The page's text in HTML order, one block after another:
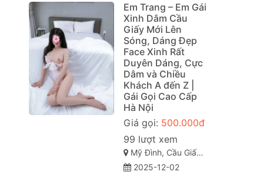
Em Trang – Em Gái
Xinh Dâm Cầu
Giấy Mới Lên
Sóng, Dáng Đẹp
Face Xinh Rất
Duyên Dáng, Cực
Dâm và Chiều
Khách A đến Z |
Gái Gọi Cao Cấp
Hà Nội
Giá gọi: 500.000đ
99 lượt xem
Mỹ Đình, Cầu Giấy, TP Hà Nội
2025-12-02